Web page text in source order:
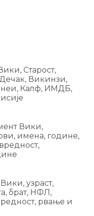
Старост,
Викинзи,
Калф, ИМДБ,
Вики,
имена, године,
узраст,
брат, НФЛ,
рвање и